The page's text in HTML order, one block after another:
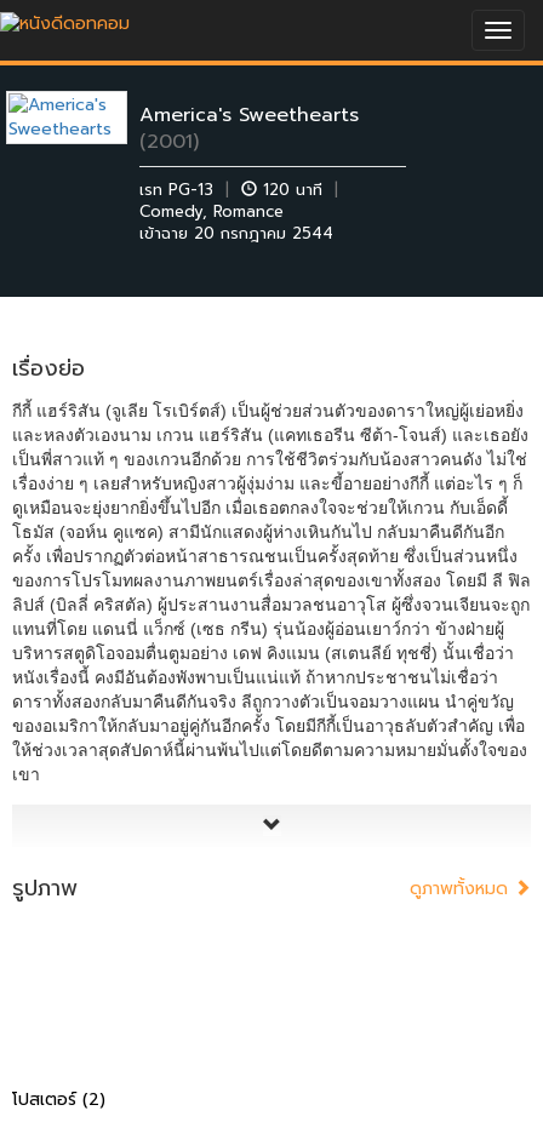
America's Sweethearts
(2001)
เรท PG-13 | 120 นาที
|
Comedy, Romance
เข้าฉาย 20 กรกฎาคม 2544
เรื่องย่อ
กีกี้ แฮร์ริสัน (จูเลีย โรเบิร์ตส์) เป็นผู้ช่วยส่วนตัวของดาราใหญ่ผู้เย่อหยิ่ง
และหลงตัวเองนาม เกวน แฮร์ริสัน (แคทเธอรีน ซีต้า-โจนส์) และเธอยัง
เป็นพี่สาวแท้ ๆ ของเกวนอีกด้วย การใช้ชีวิตร่วมกับน้องสาวคนดัง ไม่ใช่
เรื่องง่าย ๆ เลยสำหรับหญิงสาวผู้งุ่มง่าม และขี้อายอย่างกีกี้ แต่อะไร ๆ ก็
ดูเหมือนจะยุ่งยากยิ่งขึ้นไปอีก เมื่อเธอตกลงใจจะช่วยให้เกวน กับเอ็ดดี้
โธมัส (จอห์น คูแซค) สามีนักแสดงผู้ห่างเหินกันไป กลับมาคืนดีกันอีก
ครั้ง เพื่อปรากฏตัวต่อหน้าสาธารณชนเป็นครั้งสุดท้าย ซึ่งเป็นส่วนหนึ่ง
ของการโปรโมทผลงานภาพยนตร์เรื่องล่าสุดของเขาทั้งสอง โดยมี ลี ฟิล
ลิปส์ (บิลลี่ คริสตัล) ผู้ประสานงานสื่อมวลชนอาวุโส ผู้ซึ่งจวนเจียนจะถูก
แทนที่โดย แดนนี่ แว็กซ์ (เซธ กรีน) รุ่นน้องผู้อ่อนเยาว์กว่า ข้างฝ่ายผู้
บริหารสตูดิโอจอมตื่นตูมอย่าง เดฟ คิงแมน (สเตนลีย์ ทุชชี่) นั้นเชื่อว่า
หนังเรื่องนี้ คงมีอันต้องพังพาบเป็นแน่แท้ ถ้าหากประชาชนไม่เชื่อว่า
ดาราทั้งสองกลับมาคืนดีกันจริง ลีถูกวางตัวเป็นจอมวางแผน นำคู่ขวัญ
ของอเมริกาให้กลับมาอยู่คู่กันอีกครั้ง โดยมีกีกี้เป็นอาวุธลับตัวสำคัญ เพื่อ
ให้ช่วงเวลาสุดสัปดาห์นี้ผ่านพ้นไปแต่โดยดีตามความหมายมั่นตั้งใจของ
เขา
รูปภาพ ดูภาพทั้งหมด
โปสเตอร์ (2)